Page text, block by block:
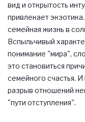
вид и открытость
привлекает
семейная жизнь в
Вспыльчивый
понимание "мира",
это становиться
семейного счастья.
разрыв отношений
"пути отступления".